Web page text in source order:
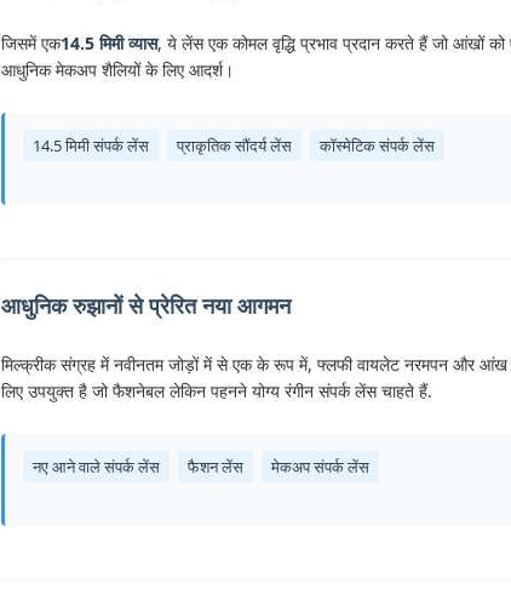
जिसमें एक14.5 मिमी व्यास, ये लेंस एक कोमल वृद्धि प्रभाव प्रदान करते हैं जो आंखों
आधुनिक मेकअप शैलियों के लिए आदर्श।
14.5 मिमी संपर्क लेंस प्राकृतिक सौंदर्य लेंस कॉस्मेटिक संपर्क लेंस
आधुनिक रुझानों से प्रेरित नया आगमन
मिल्क्रीक संग्रह में नवीनतम जोड़ों में से एक के रूप में, फ्लफी वायलेट नरमपन और आंख
लिए उपयुक्त है जो फैशनेबल लेकिन पहनने योग्य रंगीन संपर्क लेंस चाहते हैं.
नए आने वाले संपर्क लेंस फैशन लेंस मेकअप संपर्क लेंस